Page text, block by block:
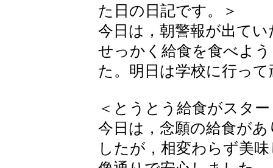
た日の日記です。＞
今日は，朝警報が出て
せっかく給食を食べよ
た。明日は学校に行っ
＜とうとう給食がスタ
今日は，念願の給食が
したが，相変わらず美